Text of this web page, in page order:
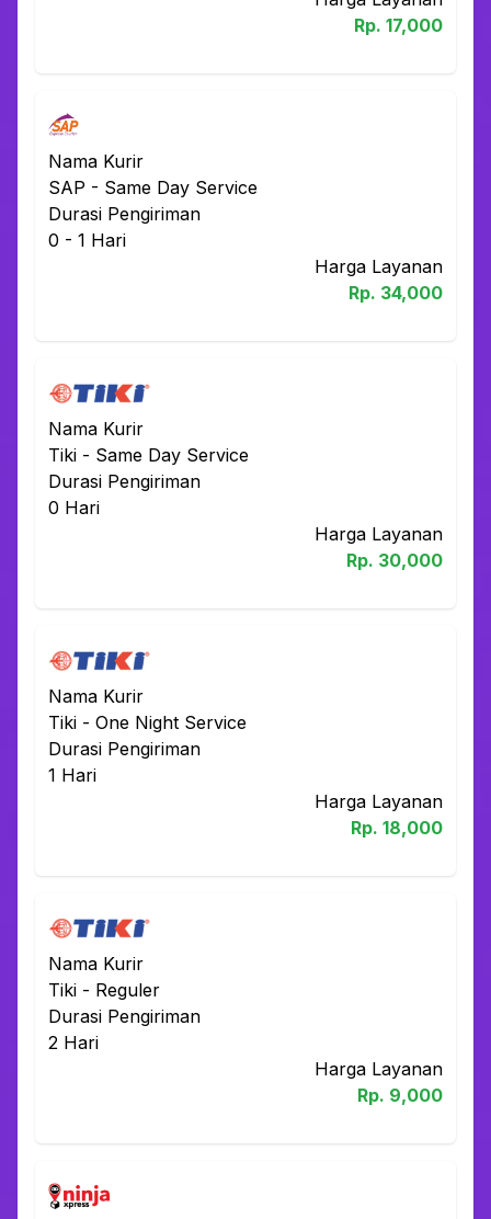
Rp. 17,000
Nama Kurir
SAP - Same Day Service
Durasi Pengiriman
0 - 1 Hari
Harga Layanan
Rp. 34,000
Nama Kurir
Tiki - Same Day Service
Durasi Pengiriman
0 Hari
Harga Layanan
Rp. 30,000
Nama Kurir
Tiki - One Night Service
Durasi Pengiriman
1 Hari
Harga Layanan
Rp. 18,000
Nama Kurir
Tiki - Reguler
Durasi Pengiriman
2 Hari
Harga Layanan
Rp. 9,000